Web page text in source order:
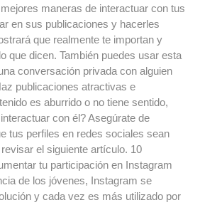
maneras de interactuar con tus
en sus publicaciones y hacerles
que realmente te importan y
que dicen. También puedes usar esta
conversación privada con alguien
publicaciones atractivas e
es aburrido o no tiene sentido,
con él? Asegúrate de
tus perfiles en redes sociales sean
el siguiente artículo. 10
tu participación en Instagram
de los jóvenes, Instagram se
y cada vez es más utilizado por